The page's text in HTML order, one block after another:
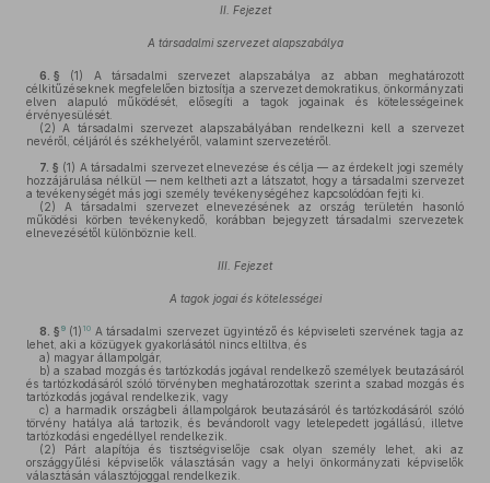
II. Fejezet
A társadalmi szervezet alapszabálya
6. § (1)
A társadalmi szervezet alapszabálya az abban meghatározott
célkitűzéseknek megfelelően biztosítja a szervezet demokratikus, önkormányzati
elven alapuló működését, elősegíti a tagok jogainak és kötelességeinek
érvényesülését.
(2) A társadalmi szervezet alapszabályában rendelkezni kell a szervezet
nevéről, céljáról és székhelyéről, valamint szervezetéről.
7. § (1) A társadalmi szervezet elnevezése és célja — az érdekelt jogi személy
hozzájárulása nélkül — nem keltheti azt a látszatot, hogy a társadalmi szervezet
a tevékenységét más jogi személy tevékenységéhez kapcsolódóan fejti ki.
(2) A társadalmi szervezet elnevezésének az ország területén hasonló
működési körben tevékenykedő, korábban bejegyzett társadalmi szervezetek
elnevezésétől különböznie kell.
III. Fejezet
A tagok jogai és kötelességei
8. § 9 (1) 10A társadalmi szervezet ügyintéző és képviseleti szervének tagja az
lehet, aki a közügyek gyakorlásától nincs eltiltva, és
a) magyar állampolgár,
b) a szabad mozgás és tartózkodás jogával rendelkező személyek beutazásáról
és tartózkodásáról szóló törvényben meghatározottak szerint a szabad mozgás és
tartózkodás jogával rendelkezik, vagy
c) a harmadik országbeli állampolgárok beutazásáról és tartózkodásáról szóló
törvény hatálya alá tartozik, és bevándorolt vagy letelepedett jogállású, illetve
tartózkodási engedéllyel rendelkezik.
(2) Párt alapítója és tisztségviselője csak olyan személy lehet, aki az
országgyűlési képviselők választásán vagy a helyi önkormányzati képviselők
választásán választójoggal rendelkezik.